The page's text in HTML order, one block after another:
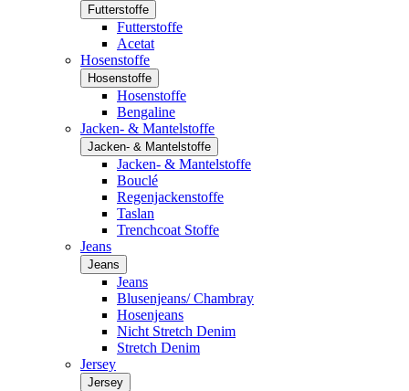
Futterstoffe
Futterstoffe
Acetat
Hosenstoffe
Hosenstoffe
Hosenstoffe
Bengaline
Jacken- & Mantelstoffe
Jacken- & Mantelstoffe
Jacken- & Mantelstoffe
Bouclé
Regenjackenstoffe
Taslan
Trenchcoat Stoffe
Jeans
Jeans
Jeans
Blusenjeans/ Chambray
Hosenjeans
Nicht Stretch Denim
Stretch Denim
Jersey
Jersey